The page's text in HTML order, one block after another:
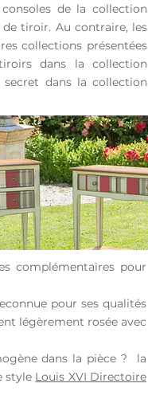
de la collection
tiroir. Au contraire, les
collections présentées
dans la collection
dans la collection
complémentaires pour
pour ses qualités
légèrement rosée avec
dans la pièce ? la
style Louis XVI Directoire